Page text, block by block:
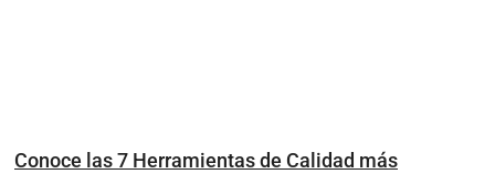
Conoce las 7 Herramientas de Calidad más